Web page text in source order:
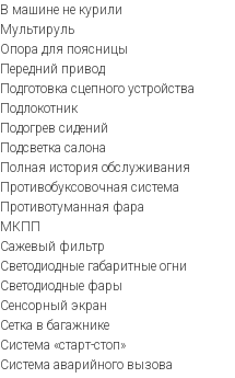
В машине не курили
Мультируль
Опора для поясницы
Передний привод
Подготовка сцепного устройства
Подлокотник
Подогрев сидений
Подсветка салона
Полная история обслуживания
Противобуксовочная система
Противотуманная фара
МКПП
Сажевый фильтр
Светодиодные габаритные огни
Светодиодные фары
Сенсорный экран
Сетка в багажнике
Система «старт-стоп»
Система аварийного вызова